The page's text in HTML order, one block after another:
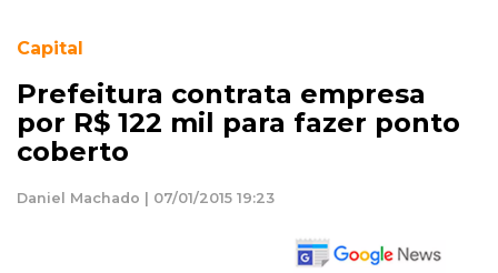
Capital
Prefeitura contrata empresa
por R$ 122 mil para fazer ponto
coberto
Daniel Machado | 07/01/2015 19:23